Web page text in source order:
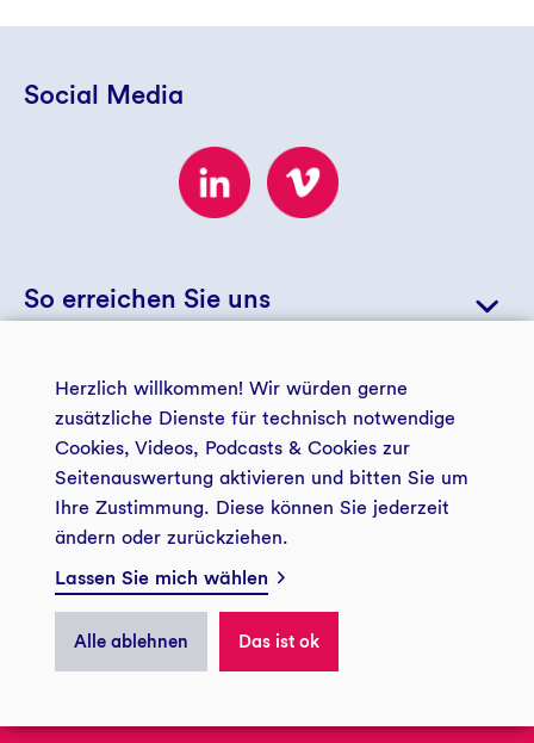
Social Media
So erreichen Sie uns
+49 234 5797 5723
+49 234 5797 5188
info@gls-entwicklung.de
Kontakt und Anfahrt
GLS Zukunftsstiftung Entwicklung
Postadresse
44774 Bochum
© 2026 GLS Zukunftsstiftung Entwicklung
Privatsphäre
Herzlich willkommen! Wir würden gerne
zusätzliche Dienste für technisch notwendige
Cookies, Videos, Podcasts & Cookies zur
Seitenauswertung aktivieren und bitten Sie um
Ihre Zustimmung. Diese können Sie jederzeit
ändern oder zurückziehen.
Lassen Sie mich wählen
Alle ablehnen Das ist ok